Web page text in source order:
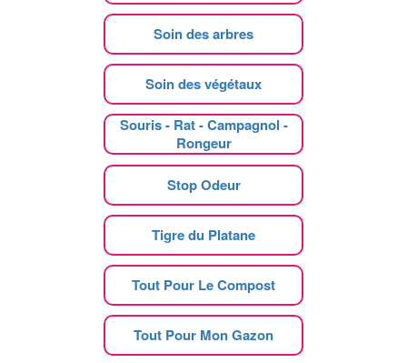
Soin des arbres
Soin des végétaux
Souris - Rat - Campagnol -
Rongeur
Stop Odeur
Tigre du Platane
Tout Pour Le Compost
Tout Pour Mon Gazon